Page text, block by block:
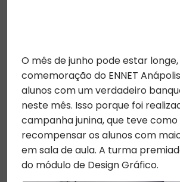
O mês de junho pode estar
comemoração do ENNET
alunos com um verdadeiro
neste mês. Isso porque foi
campanha junina, que teve
recompensar os alunos com
em sala de aula. A turma
do módulo de Design Gráfico.